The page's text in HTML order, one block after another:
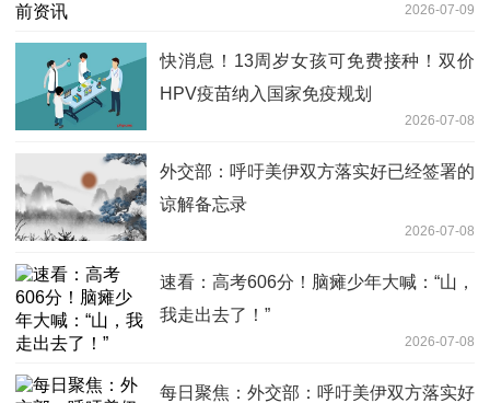
2026-07-09
快消息！13周岁女孩可免费接种！双价
HPV疫苗纳入国家免疫规划
2026-07-08
外交部：呼吁美伊双方落实好已经签署的
谅解备忘录
2026-07-08
速看：高考606分！脑瘫少年大喊：“山，
我走出去了！”
2026-07-08
每日聚焦：外交部：呼吁美伊双方落实好